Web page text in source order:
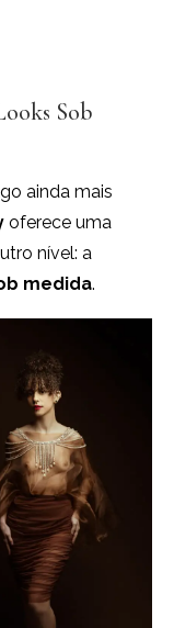
Sob
ainda mais
oferece uma
nível: a
medida.